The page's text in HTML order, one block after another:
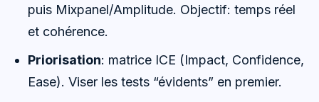
puis Mixpanel/Amplitude. Objectif: temps réel
et cohérence.
Priorisation: matrice ICE (Impact, Confidence,
Ease). Viser les tests “évidents” en premier.